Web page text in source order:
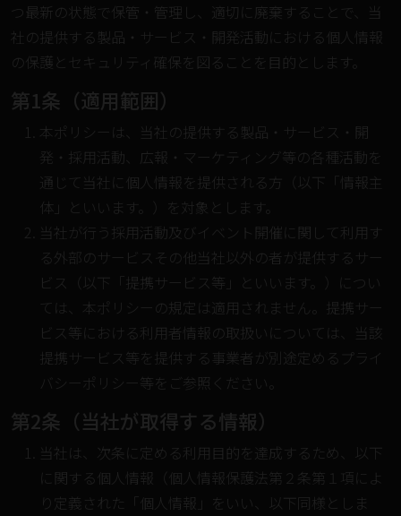
つ最新の状態で保管・管理し、適切に廃棄することで、当
社の提供する製品・サービス・開発活動における個人情報
の保護とセキュリティ確保を図ることを目的とします。
第1条（適用範囲）
本ポリシーは、当社の提供する製品・サービス・開
発・採用活動、広報・マーケティング等の各種活動を
通じて当社に個人情報を提供される方（以下「情報主
体」といいます。）を対象とします。
当社が行う採用活動及びイベント開催に関して利用す
る外部のサービスその他当社以外の者が提供するサー
ビス（以下「提携サービス等」といいます。）につい
ては、本ポリシーの規定は適用されません。提携サー
ビス等における利用者情報の取扱いについては、当該
提携サービス等を提供する事業者が別途定めるプライ
バシーポリシー等をご参照ください。
第2条（当社が取得する情報）
当社は、次条に定める利用目的を達成するため、以下
に関する個人情報（個人情報保護法第２条第１項によ
り定義された「個人情報」をいい、以下同様としま